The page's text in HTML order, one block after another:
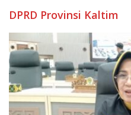
DPRD Provinsi Kaltim